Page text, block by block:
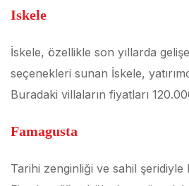
Iskele
İskele, özellikle son yıllarda
seçenekleri sunan İskele,
Buradaki villaların fiyatları
Famagusta
Tarihi zenginliği ve sahil